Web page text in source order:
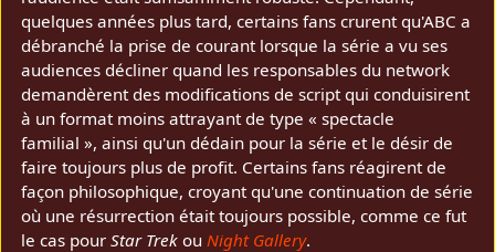
quelques années plus tard, certains fans crurent qu'ABC a
débranché la prise de courant lorsque la série a vu ses
audiences décliner quand les responsables du network
demandèrent des modifications de script qui conduisirent
à un format moins attrayant de type « spectacle
familial », ainsi qu'un dédain pour la série et le désir de
faire toujours plus de profit. Certains fans réagirent de
façon philosophique, croyant qu'une continuation de série
où une résurrection était toujours possible, comme ce fut
le cas pourStar Trek ou Night Gallery.